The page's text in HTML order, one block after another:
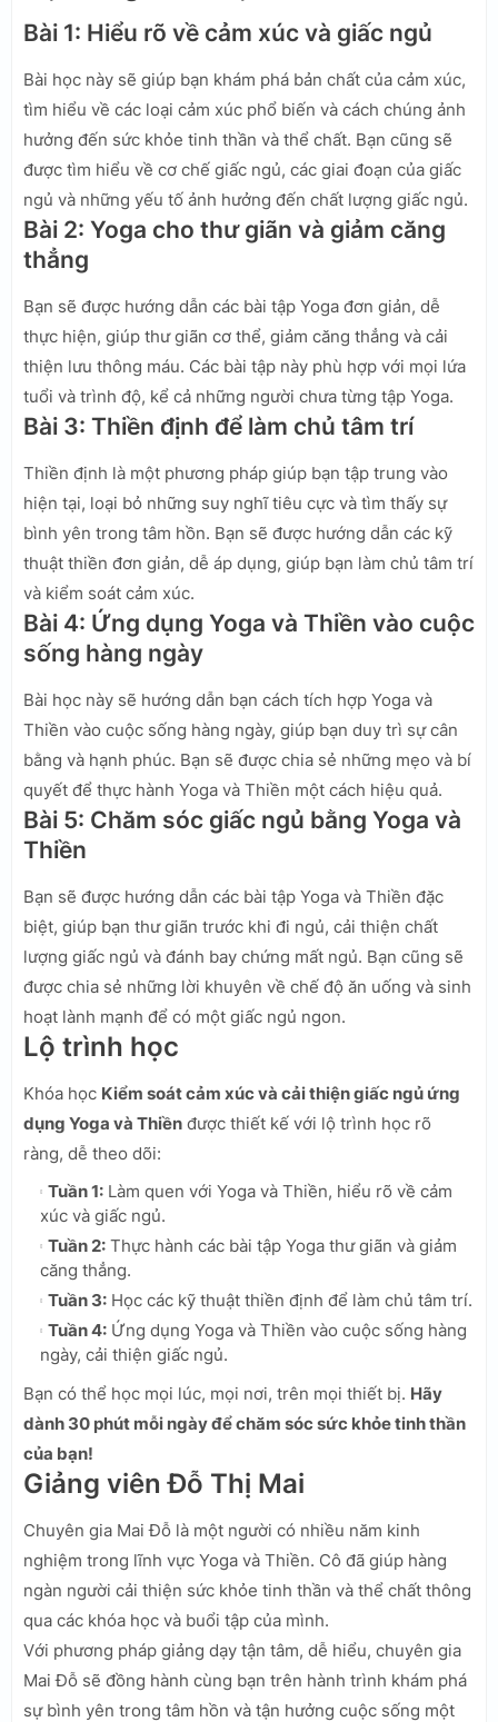
Bài 1: Hiểu rõ về cảm xúc và giấc ngủ
Bài học này sẽ giúp bạn khám phá bản chất của cảm xúc,
tìm hiểu về các loại cảm xúc phổ biến và cách chúng ảnh
hưởng đến sức khỏe tinh thần và thể chất. Bạn cũng sẽ
được tìm hiểu về cơ chế giấc ngủ, các giai đoạn của giấc
ngủ và những yếu tố ảnh hưởng đến chất lượng giấc ngủ.
Bài 2: Yoga cho thư giãn và giảm căng
thẳng
Bạn sẽ được hướng dẫn các bài tập Yoga đơn giản, dễ
thực hiện, giúp thư giãn cơ thể, giảm căng thẳng và cải
thiện lưu thông máu. Các bài tập này phù hợp với mọi lứa
tuổi và trình độ, kể cả những người chưa từng tập Yoga.
Bài 3: Thiền định để làm chủ tâm trí
Thiền định là một phương pháp giúp bạn tập trung vào
hiện tại, loại bỏ những suy nghĩ tiêu cực và tìm thấy sự
bình yên trong tâm hồn. Bạn sẽ được hướng dẫn các kỹ
thuật thiền đơn giản, dễ áp dụng, giúp bạn làm chủ tâm trí
và kiểm soát cảm xúc.
Bài 4: Ứng dụng Yoga và Thiền vào cuộc
sống hàng ngày
Bài học này sẽ hướng dẫn bạn cách tích hợp Yoga và
Thiền vào cuộc sống hàng ngày, giúp bạn duy trì sự cân
bằng và hạnh phúc. Bạn sẽ được chia sẻ những mẹo và bí
quyết để thực hành Yoga và Thiền một cách hiệu quả.
Bài 5: Chăm sóc giấc ngủ bằng Yoga và
Thiền
Bạn sẽ được hướng dẫn các bài tập Yoga và Thiền đặc
biệt, giúp bạn thư giãn trước khi đi ngủ, cải thiện chất
lượng giấc ngủ và đánh bay chứng mất ngủ. Bạn cũng sẽ
được chia sẻ những lời khuyên về chế độ ăn uống và sinh
hoạt lành mạnh để có một giấc ngủ ngon.
Lộ trình học
Khóa học Kiểm soát cảm xúc và cải thiện giấc ngủ ứng
dụng Yoga và Thiền được thiết kế với lộ trình học rõ
ràng, dễ theo dõi:
Tuần 1: Làm quen với Yoga và Thiền, hiểu rõ về cảm
xúc và giấc ngủ.
Tuần 2: Thực hành các bài tập Yoga thư giãn và giảm
căng thẳng.
Tuần 3: Học các kỹ thuật thiền định để làm chủ tâm trí.
Tuần 4: Ứng dụng Yoga và Thiền vào cuộc sống hàng
ngày, cải thiện giấc ngủ.
Bạn có thể học mọi lúc, mọi nơi, trên mọi thiết bị. Hãy
dành 30 phút mỗi ngày để chăm sóc sức khỏe tinh thần
của bạn!
Giảng viên Đỗ Thị Mai
Chuyên gia Mai Đỗ là một người có nhiều năm kinh
nghiệm trong lĩnh vực Yoga và Thiền. Cô đã giúp hàng
ngàn người cải thiện sức khỏe tinh thần và thể chất thông
qua các khóa học và buổi tập của mình.
Với phương pháp giảng dạy tận tâm, dễ hiểu, chuyên gia
Mai Đỗ sẽ đồng hành cùng bạn trên hành trình khám phá
sự bình yên trong tâm hồn và tận hưởng cuộc sống một